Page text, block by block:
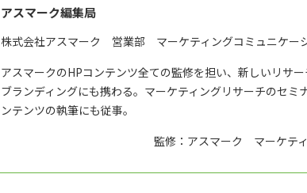
アスマーク編集局
株式会社アスマーク 営業部 マーケティングコミュニケー
アスマークのHPコンテンツ全ての監修を担い、新しいリサ
ブランディングにも携わる。マーケティングリサーチのセミ
ンテンツの執筆にも従事。
監修：アスマーク マーケテ